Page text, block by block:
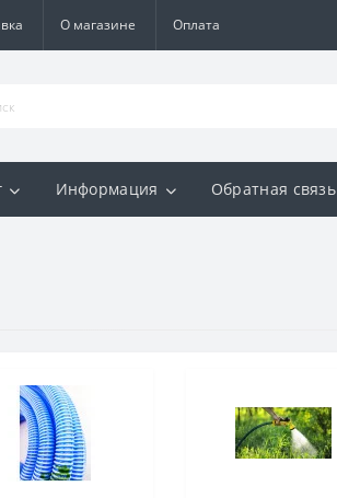
О магазине Оплата
Информация Обратная связь